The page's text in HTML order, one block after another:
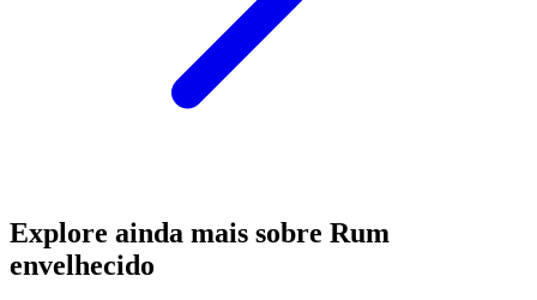
Explore ainda mais sobre Rum
envelhecido